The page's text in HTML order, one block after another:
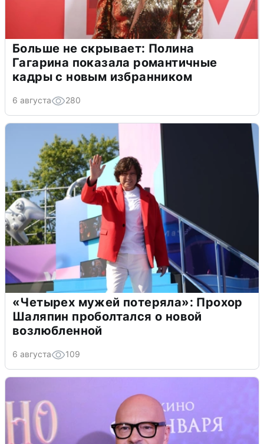
Больше не скрывает: Полина
Гагарина показала романтичные
кадры с новым избранником
6 августа 280
«Четырех мужей потеряла»: Прохор
Шаляпин проболтался о новой
возлюбленной
6 августа 109